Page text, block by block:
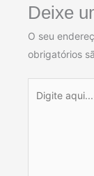
Deixe
O seu
obrigatórios
aqui...